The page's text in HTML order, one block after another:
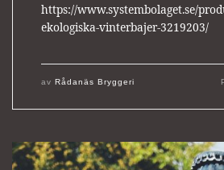
https://www.systembolaget.se/
ekologiska-vinterbajer-3219203/
av Rådanäs Bryggeri